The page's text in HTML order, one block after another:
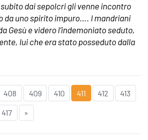
dai sepolcri gli venne incontro
da uno spirito impuro…. I mandriani
Gesù e videro l’indemoniato seduto,
lui che era stato posseduto dalla
408 409 410 411 412 413
417 »